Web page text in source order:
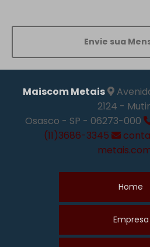
Envie sua
Maiscom Metais
2124 -
Osasco - SP - 06273-000
(11)3686-3345
Home
Empresa